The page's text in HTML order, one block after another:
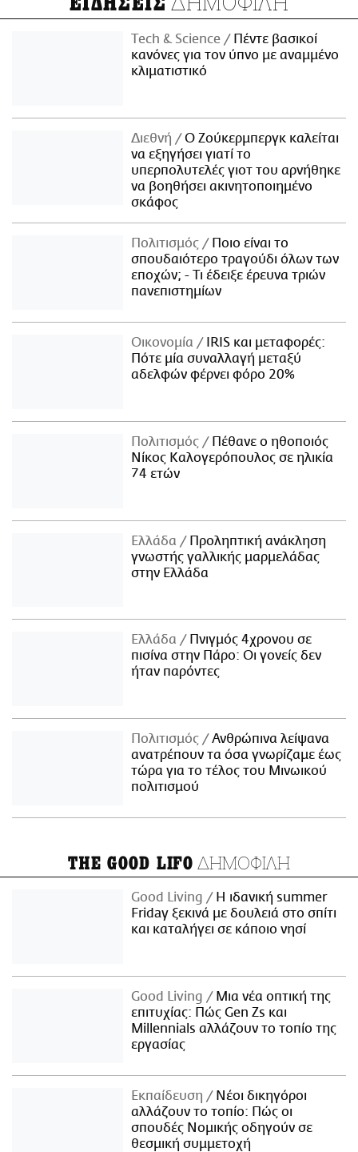
Τech & Science
Πέντε βασικοί
κανόνες για τον ύπνο με αναμμένο
κλιματιστικό
Διεθνή
Ο Ζούκερμπεργκ καλείται
να εξηγήσει γιατί το
υπερπολυτελές γιοτ του αρνήθηκε
να βοηθήσει ακινητοποιημένο
σκάφος
Πολιτισμός
Ποιο είναι το
σπουδαιότερο τραγούδι όλων των
εποχών; - Τι έδειξε έρευνα τριών
πανεπιστημίων
Οικονομία
IRIS και μεταφορές:
Πότε μία συναλλαγή μεταξύ
αδελφών φέρνει φόρο 20%
Πολιτισμός
Πέθανε ο ηθοποιός
Νίκος Καλογερόπουλος σε ηλικία
74 ετών
Ελλάδα
Προληπτική ανάκληση
γνωστής γαλλικής μαρμελάδας
στην Ελλάδα
Ελλάδα
Πνιγμός 4χρονου σε
πισίνα στην Πάρο: Οι γονείς δεν
ήταν παρόντες
Πολιτισμός
Ανθρώπινα λείψανα
ανατρέπουν τα όσα γνωρίζαμε έως
τώρα για το τέλος του Μινωικού
πολιτισμού
THE GOOD LIFO ΔΗΜΟΦΙΛΗ
Good Living
Η ιδανική summer
Friday ξεκινά με δουλειά στο σπίτι
και καταλήγει σε κάποιο νησί
Good Living
Μια νέα οπτική της
επιτυχίας: Πώς Gen Zs και
Millennials αλλάζουν το τοπίο της
εργασίας
Εκπαίδευση
Νέοι δικηγόροι
αλλάζουν το τοπίο: Πώς οι
σπουδές Νομικής οδηγούν σε
θεσμική συμμετοχή